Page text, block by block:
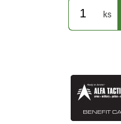
ks